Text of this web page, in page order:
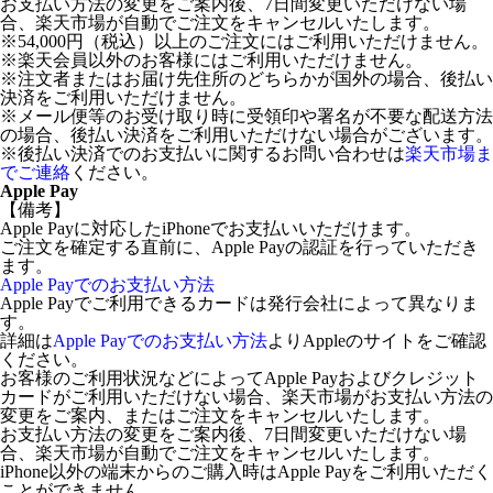
お支払い方法の変更をご案内後、7日間変更いただけない場
合、楽天市場が自動でご注文をキャンセルいたします。
※54,000円（税込）以上のご注文にはご利用いただけません。
※楽天会員以外のお客様にはご利用いただけません。
※注文者またはお届け先住所のどちらかが国外の場合、後払い
決済をご利用いただけません。
※メール便等のお受け取り時に受領印や署名が不要な配送方法
の場合、後払い決済をご利用いただけない場合がございます。
※後払い決済でのお支払いに関するお問い合わせは楽天市場ま
でご連絡 ください。
Apple Pay
【備考】
Apple Payに対応したiPhoneでお支払いいただけます。
ご注文を確定する直前に、Apple Payの認証を行っていただき
ます。
Apple Payでのお支払い方法
Apple Payでご利用できるカードは発行会社によって異なりま
す。
詳細はApple Payでのお支払い方法よりAppleのサイトをご確認
ください。
お客様のご利用状況などによってApple Payおよびクレジット
カードがご利用いただけない場合、楽天市場がお支払い方法の
変更をご案内、またはご注文をキャンセルいたします。
お支払い方法の変更をご案内後、7日間変更いただけない場
合、楽天市場が自動でご注文をキャンセルいたします。
iPhone以外の端末からのご購入時はApple Payをご利用いただく